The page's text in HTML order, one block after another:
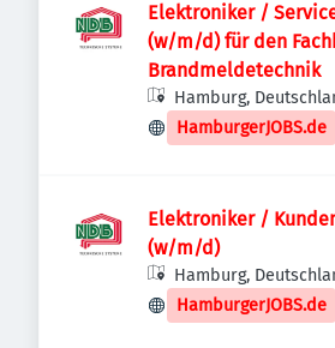
Elektroniker /
(w/m/d) für den
Brandmeldetechnik
Hamburg,
HamburgerJOBS.de
Elektroniker /
(w/m/d)
Hamburg,
HamburgerJOBS.de